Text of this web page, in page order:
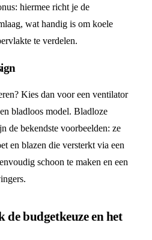
hiermee richt je de
wat handig is om koele
te verdelen.
Kies dan voor een ventilator
bladloos model. Bladloze
de bekendste voorbeelden: ze
en blazen die versterkt via een
schoon te maken en een
de budgetkeuze en het